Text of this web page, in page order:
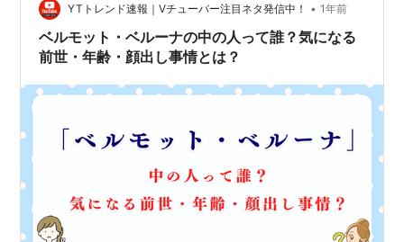
YTトレンド速報｜Vチューバー注目ネタ発信中！ • 1年前
ベルモット・ベルーナの中の人って誰？気になる
前世・年齢・顔出し事情とは？